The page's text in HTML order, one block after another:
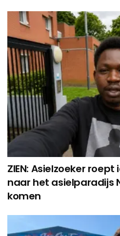
ZIEN: Asielzoeker
naar het asielparadijs
komen